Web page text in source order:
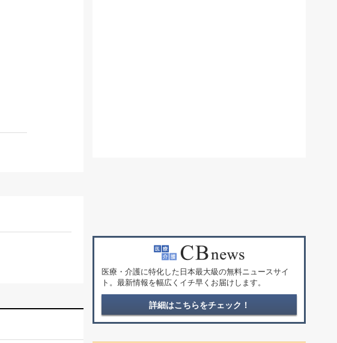
医療・介護に特化した日本最大級の無料ニュースサイ
ト。最新情報を幅広くイチ早くお届けします。
詳細はこちらをチェック！